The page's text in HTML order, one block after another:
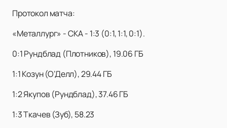
Протокол матча:
«Металлург» - СКА - 1:3 (0:1, 1:1, 0:1).
0:1 Рундблад (Плотников), 19.06 ГБ
1:1 Козун (О’Делл), 29.44 ГБ
1:2 Якупов (Рундблад), 37.46 ГБ
1:3 Ткачев (Зуб), 58.23